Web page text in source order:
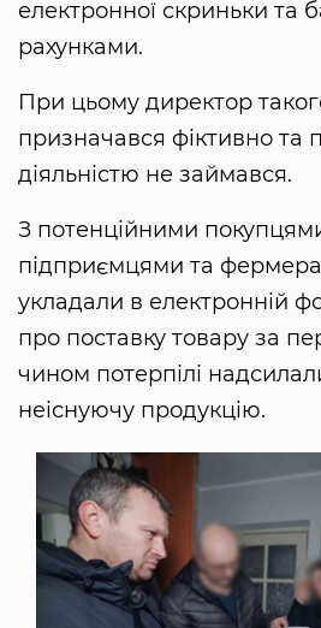
електронної скриньки та
рахунками.
При цьому директор
призначався фіктивно та
діяльністю не займався.
З потенційними
підприємцями та
укладали в електронній
про поставку товару за
чином потерпілі
неіснуючу продукцію.